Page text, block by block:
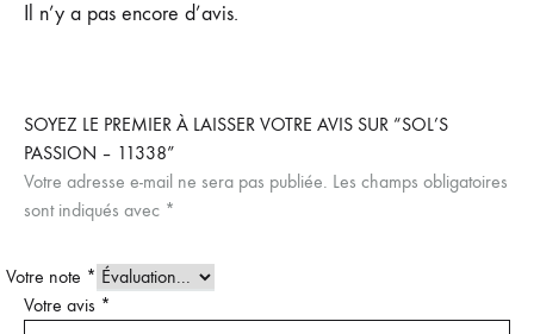
Il n’y a pas encore d’avis.
SOYEZ LE PREMIER À LAISSER VOTRE AVIS SUR “SOL’S
PASSION – 11338”
Votre adresse e-mail ne sera pas publiée. Les champs obligatoires
sont indiqués avec *
Votre note *
Votre avis *